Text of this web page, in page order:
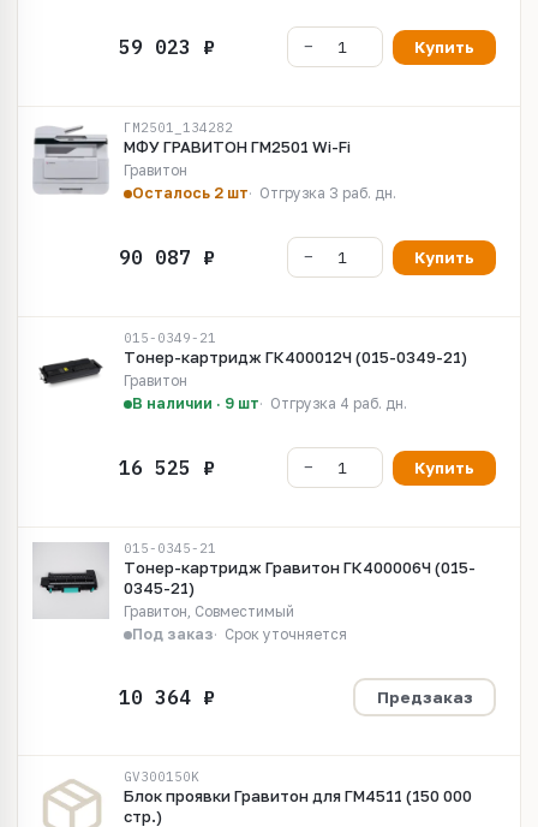
Купить
ГМ2501_134282
МФУ ГРАВИТОН ГМ2501 Wi-Fi
Гравитон
Осталось 2 шт
Отгрузка 3 раб. дн.
Купить
015-0349-21
Тoнep-кapтpидж ГК400012Ч (015-0349-21)
Гравитон
В наличии · 9 шт
Отгрузка 4 раб. дн.
Купить
015-0345-21
Тoнep-кapтpидж Гравитон ГК400006Ч (015-
0345-21)
Гравитон, Совместимый
Под заказ
Срок уточняется
Предзаказ
GV300150K
Блок проявки Гравитон для ГМ4511 (150 000
стр.)